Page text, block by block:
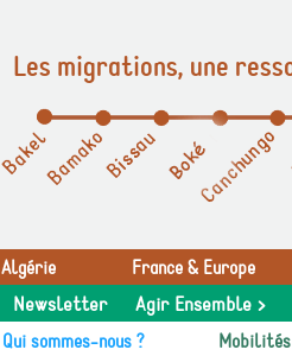
Les migrations, une
Algérie France & Europe
Newsletter Agir Ensemble >
Qui sommes-nous ? Mobilités